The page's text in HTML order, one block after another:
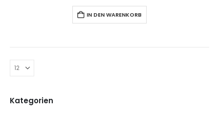
IN DEN WARENKORB
Kategorien